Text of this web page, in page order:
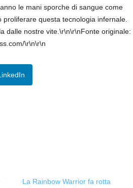
le mani sporche di sangue come
proliferare questa tecnologia infernale.
dalle nostre vite.\r\n\r\nFonte originale:
\r\n\r\n
La Rainbow Warrior fa rotta